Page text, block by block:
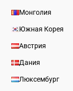
Монголия
Южная Корея
Австрия
Дания
Люксембург